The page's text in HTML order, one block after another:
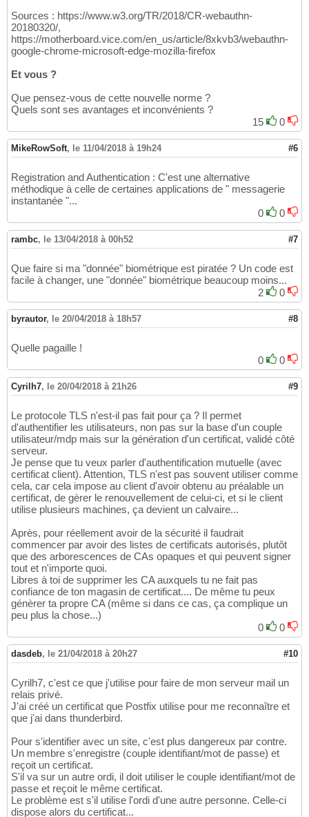
Sources : https://www.w3.org/TR/2018/CR-webauthn-
20180320/,
https://motherboard.vice.com/en_us/article/8xkvb3/webauthn-
google-chrome-microsoft-edge-mozilla-firefox
Et vous ?
Que pensez-vous de cette nouvelle norme ?
Quels sont ses avantages et inconvénients ?
15
0
MikeRowSoft, le 11/04/2018 à 19h24 #6
Registration and Authentication : C'est une alternative
méthodique à celle de certaines applications de " messagerie
instantanée "...
0
0
rambc, le 13/04/2018 à 00h52 #7
Que faire si ma "donnée" biométrique est piratée ? Un code est
facile à changer, une "donnée" biométrique beaucoup moins...
2
0
byrautor, le 20/04/2018 à 18h57 #8
Quelle pagaille !
0
0
Cyrilh7, le 20/04/2018 à 21h26 #9
Le protocole TLS n'est-il pas fait pour ça ? Il permet
d'authentifier les utilisateurs, non pas sur la base d'un couple
utilisateur/mdp mais sur la génération d'un certificat, validé côté
serveur.
Je pense que tu veux parler d'authentification mutuelle (avec
certificat client). Attention, TLS n'est pas souvent utiliser comme
cela, car cela impose au client d'avoir obtenu au préalable un
certificat, de gèrer le renouvellement de celui-ci, et si le client
utilise plusieurs machines, ça devient un calvaire...
Après, pour réellement avoir de la sécurité il faudrait
commencer par avoir des listes de certificats autorisés, plutôt
que des arborescences de CAs opaques et qui peuvent signer
tout et n'importe quoi.
Libres à toi de supprimer les CA auxquels tu ne fait pas
confiance de ton magasin de certificat.... De même tu peux
génèrer ta propre CA (même si dans ce cas, ça complique un
peu plus la chose...)
0
0
dasdeb, le 21/04/2018 à 20h27 #10
Cyrilh7, c'est ce que j'utilise pour faire de mon serveur mail un
relais privé.
J'ai créé un certificat que Postfix utilise pour me reconnaître et
que j'ai dans thunderbird.
Pour s'identifier avec un site, c'est plus dangereux par contre.
Un membre s'enregistre (couple identifiant/mot de passe) et
reçoit un certificat.
S'il va sur un autre ordi, il doit utiliser le couple identifiant/mot de
passe et reçoit le même certificat.
Le problème est s'il utilise l'ordi d'une autre personne. Celle-ci
dispose alors du certificat...